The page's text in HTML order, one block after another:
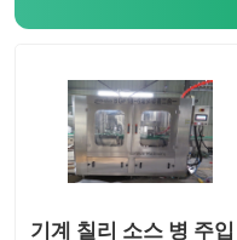
공장 여행
기계 칠리 소스 병 주입